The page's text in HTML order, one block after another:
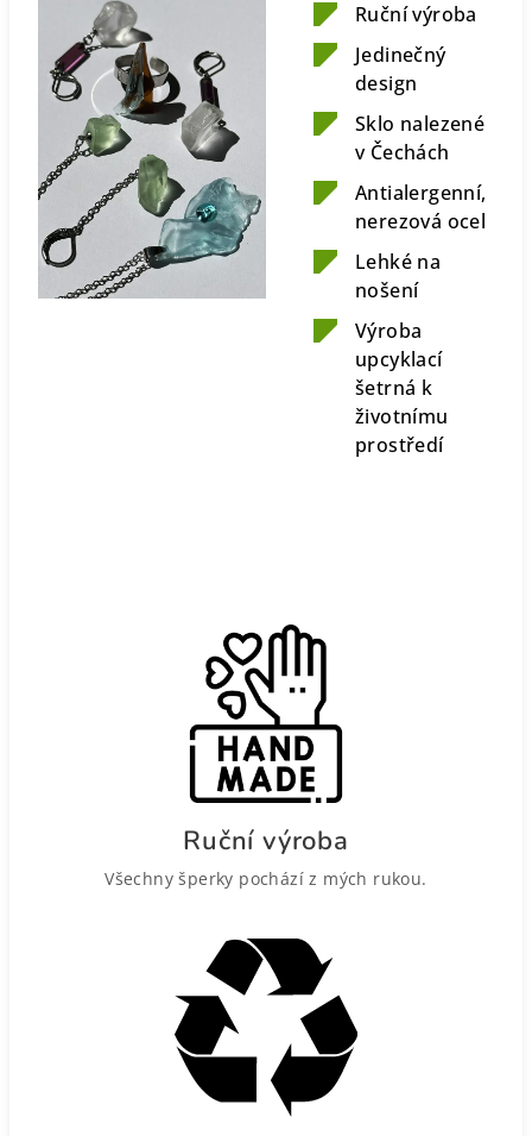
Ruční výroba
Jedinečný
design
Sklo nalezené
v Čechách
Antialergenní,
nerezová ocel
Lehké na
nošení
Výroba
upcyklací
šetrná k
životnímu
prostředí
Ruční výroba
Všechny šperky pochází z mých rukou.